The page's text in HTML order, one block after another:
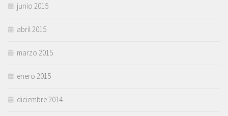
junio 2015
abril 2015
marzo 2015
enero 2015
diciembre 2014